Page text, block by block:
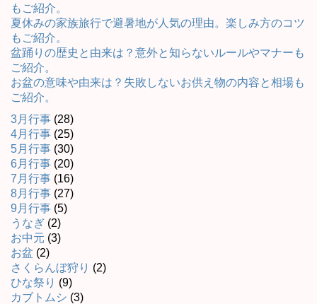
もご紹介。
夏休みの家族旅行で避暑地が人気の理由。楽しみ方のコツ
もご紹介。
盆踊りの歴史と由来は？意外と知らないルールやマナーも
ご紹介。
お盆の意味や由来は？失敗しないお供え物の内容と相場も
ご紹介。
3月行事 (28)
4月行事 (25)
5月行事 (30)
6月行事 (20)
7月行事 (16)
8月行事 (27)
9月行事 (5)
うなぎ (2)
お中元 (3)
お盆 (2)
さくらんぼ狩り (2)
ひな祭り (9)
カブトムシ (3)